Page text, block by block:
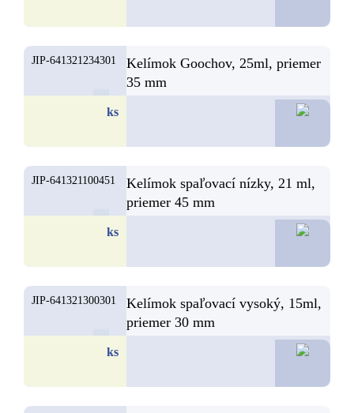
JIP-641321234301
Kelímok Goochov, 25ml, priemer
35 mm
ks
JIP-641321100451
Kelímok spaľovací nízky, 21 ml,
priemer 45 mm
ks
JIP-641321300301
Kelímok spaľovací vysoký, 15ml,
priemer 30 mm
ks